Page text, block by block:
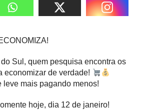
Sul, quem pesquisa encontra os
economizar de verdade!
leve mais pagando menos!
hoje, dia 12 de janeiro!